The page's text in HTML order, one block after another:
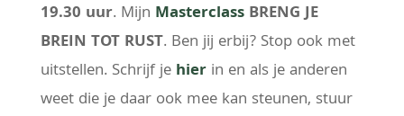
19.30 uur. Mijn MasterclassBRENG JE
BREIN TOT RUST. Ben jij erbij? Stop ook met
uitstellen. Schrijf je hierin en als je anderen
weet die je daar ook mee kan steunen, stuur